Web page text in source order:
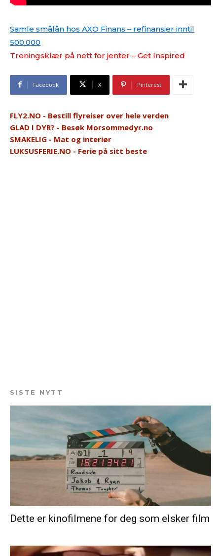
Samle smålån hos AXO Finans – refinansier inntil
500.000
Treningsklær på nett for jenter – Get Inspired
Facebook X Pinterest
FLY2.NO - Bestill flyreiser over hele verden
GLAD I DYR? - Besøk Morsommedyr.no
SMAKELIG - Mat og interiør
LUKSUSFERIE.NO - Ferie på sitt beste
SISTE NYTT
Dette er kinofilmene for deg som elsker film